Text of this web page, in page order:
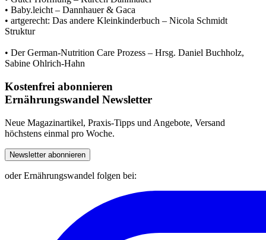
• Baby.leicht – Dannhauer & Gaca
Struktur
• Der German-Nutrition Care Prozess – Hrsg. Daniel Buchholz,
Kostenfrei abonnieren
Ernährungswandel Newsletter
Neue Magazinartikel, Praxis-Tipps und Angebote, Versand
höchstens einmal pro Woche.
Newsletter abonnieren
oder Ernährungswandel folgen bei: